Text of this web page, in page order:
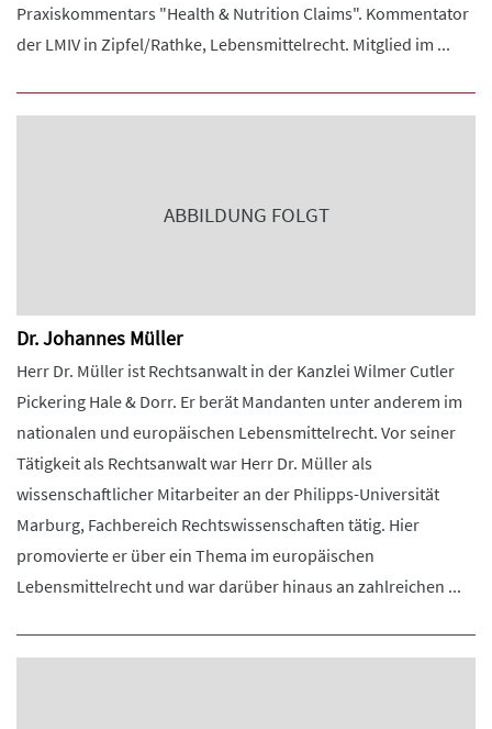
Praxiskommentars "Health & Nutrition Claims". Kommentator
der LMIV in Zipfel/Rathke, Lebensmittelrecht. Mitglied im ...
ABBILDUNG FOLGT
Dr. Johannes Müller
Herr Dr. Müller ist Rechtsanwalt in der Kanzlei Wilmer Cutler
Pickering Hale & Dorr. Er berät Mandanten unter anderem im
nationalen und europäischen Lebensmittelrecht. Vor seiner
Tätigkeit als Rechtsanwalt war Herr Dr. Müller als
wissenschaftlicher Mitarbeiter an der Philipps-Universität
Marburg, Fachbereich Rechtswissenschaften tätig. Hier
promovierte er über ein Thema im europäischen
Lebensmittelrecht und war darüber hinaus an zahlreichen ...